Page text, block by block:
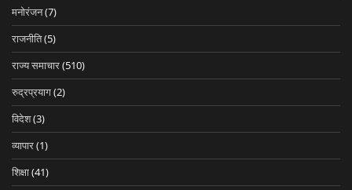
मनोरंजन(7)
राजनीति(5)
राज्य समाचार(510)
रुद्रप्रयाग(2)
विदेश(3)
व्यापार(1)
शिक्षा(41)